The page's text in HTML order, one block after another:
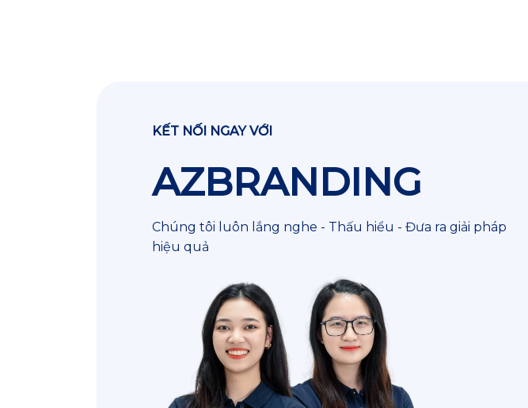
KẾT NỐI NGAY VỚI
AZBRANDING
Chúng tôi luôn lắng nghe - Thấu hiểu - Đưa ra giải pháp
hiệu quả